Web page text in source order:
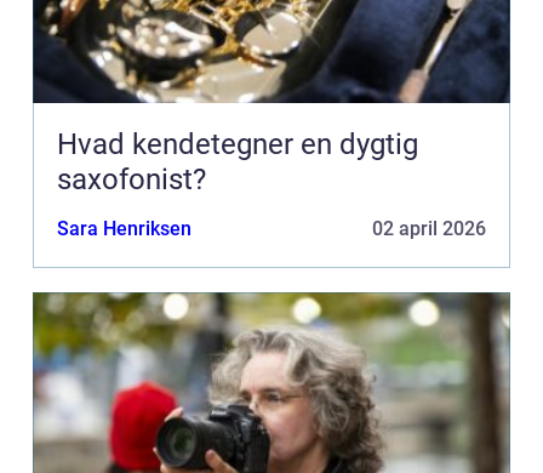
Hvad kendetegner en dygtig
saxofonist?
Sara Henriksen 02 april 2026